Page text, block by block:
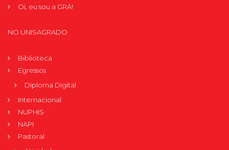
Oi, eu sou a GRÁ!
NO UNISAGRADO
Biblioteca
Egressos
Diploma Digital
Internacional
NUPHIS
NAPI
Pastoral